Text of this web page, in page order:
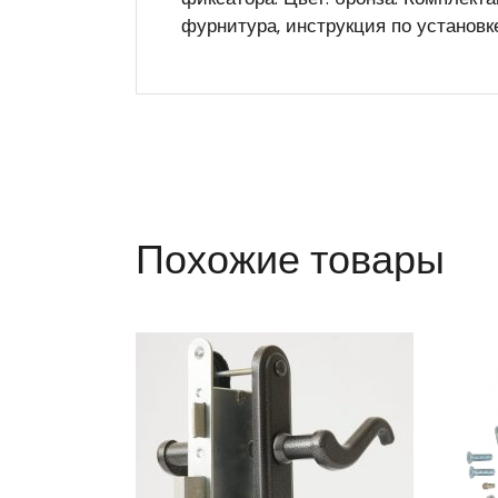
фурнитура, инструкция по
Похожие товары